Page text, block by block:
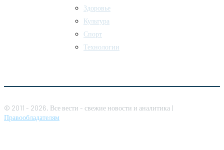
Здоровье
Культура
Спорт
Технологии
© 2011 - 2026, Все вести - свежие новости и аналитика |
Правообладателям